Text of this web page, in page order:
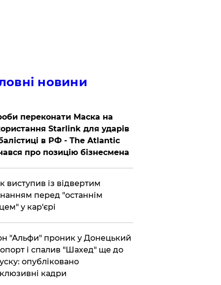
новини
переконати Маска на
Starlink для ударів
в РФ - The Atlantic
про позицію бізнесмена
виступив із відвертим
перед "останнім
у кар'єрі
"Альфи" проник у Донецький
і спалив "Шахед" ще до
опубліковано
кадри